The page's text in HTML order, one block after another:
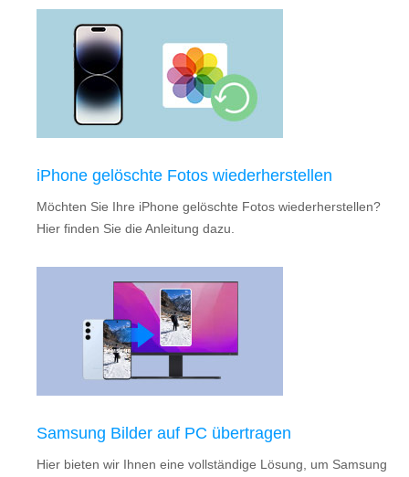
iPhone gelöschte Fotos wiederherstellen
Möchten Sie Ihre iPhone gelöschte Fotos wiederherstellen?
Hier finden Sie die Anleitung dazu.
Samsung Bilder auf PC übertragen
Hier bieten wir Ihnen eine vollständige Lösung, um Samsung